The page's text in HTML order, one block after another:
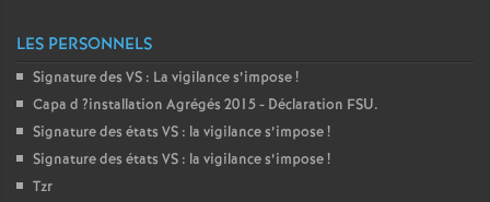
LES PERSONNELS
Signature des VS : La vigilance s’impose!
Capa d ?installation Agrégés 2015 - Déclaration FSU.
Signature des états VS : la vigilance s’impose!
Signature des états VS : la vigilance s’impose!
Tzr